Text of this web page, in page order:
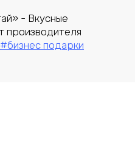
- Вкусные
производителя
#бизнес подарки